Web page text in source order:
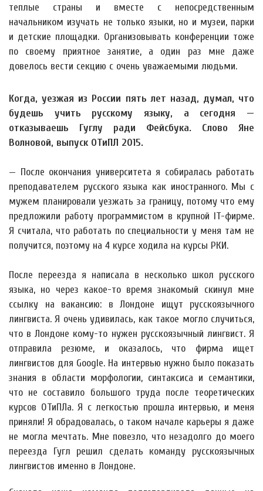
теплые страны и вместе с непосредственным
начальником изучать не только языки, но и музеи, парки
и детские площадки. Организовывать конференции тоже
по своему приятное занятие, а один раз мне даже
довелось вести секцию с очень уважаемыми людьми.
Когда, уезжая из России пять лет назад, думал, что
будешь учить русскому языку, а сегодня —
отказываешь Гуглу ради Фейсбука. Слово Яне
Волновой, выпуск ОТиПЛ 2015.
— После окончания университета я собиралась работать
преподавателем русского языка как иностранного. Мы с
мужем планировали уезжать за границу, потому что ему
предложили работу программистом в крупной IT-фирме.
Я считала, что работать по специальности у меня там не
получится, поэтому на 4 курсе ходила на курсы РКИ.
После переезда я написала в несколько школ русского
языка, но через какое-то время знакомый скинул мне
ссылку на вакансию: в Лондоне ищут русскоязычного
лингвиста. Я очень удивилась, как такое могло случиться,
что в Лондоне кому-то нужен русскоязычный лингвист. Я
отправила резюме, и оказалось, что фирма ищет
лингвистов для Google. На интервью нужно было показать
знания в области морфологии, синтаксиса и семантики,
что не составило большого труда после теоретических
курсов ОТиПЛа. Я с легкостью прошла интервью, и меня
приняли! Я обрадовалась, о таком начале карьеры я даже
не могла мечтать. Мне повезло, что незадолго до моего
переезда Гугл решил сделать команду русскоязычных
лингвистов именно в Лондоне.